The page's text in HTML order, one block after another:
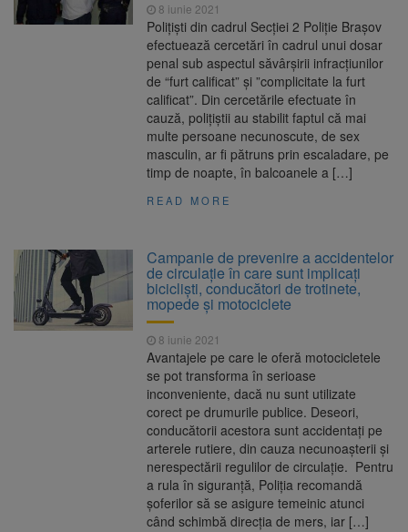
8 iunie 2021
Polițiști din cadrul Secției 2 Poliție Brașov
efectuează cercetări în cadrul unui dosar
penal sub aspectul săvârșirii infracțiunilor
de “furt calificat” și ”complicitate la furt
calificat”. Din cercetările efectuate în
cauză, polițiștii au stabilit faptul că mai
multe persoane necunoscute, de sex
masculin, ar fi pătruns prin escaladare, pe
timp de noapte, în balcoanele a […]
READ MORE
Campanie de prevenire a accidentelor
de circulație în care sunt implicați
bicicliști, conducători de trotinete,
mopede și motociclete
8 iunie 2021
Avantajele pe care le oferă motocicletele
se pot transforma în serioase
inconveniente, dacă nu sunt utilizate
corect pe drumurile publice. Deseori,
conducătorii acestora sunt accidentați pe
arterele rutiere, din cauza necunoașterii și
nerespectării regulilor de circulație. Pentru
a rula în siguranță, Poliția recomandă
șoferilor să se asigure temeinic atunci
când schimbă direcția de mers, iar […]